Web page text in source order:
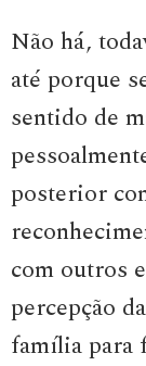
Não há,
até porque
sentido de
posterior
com outros
percepção
família para